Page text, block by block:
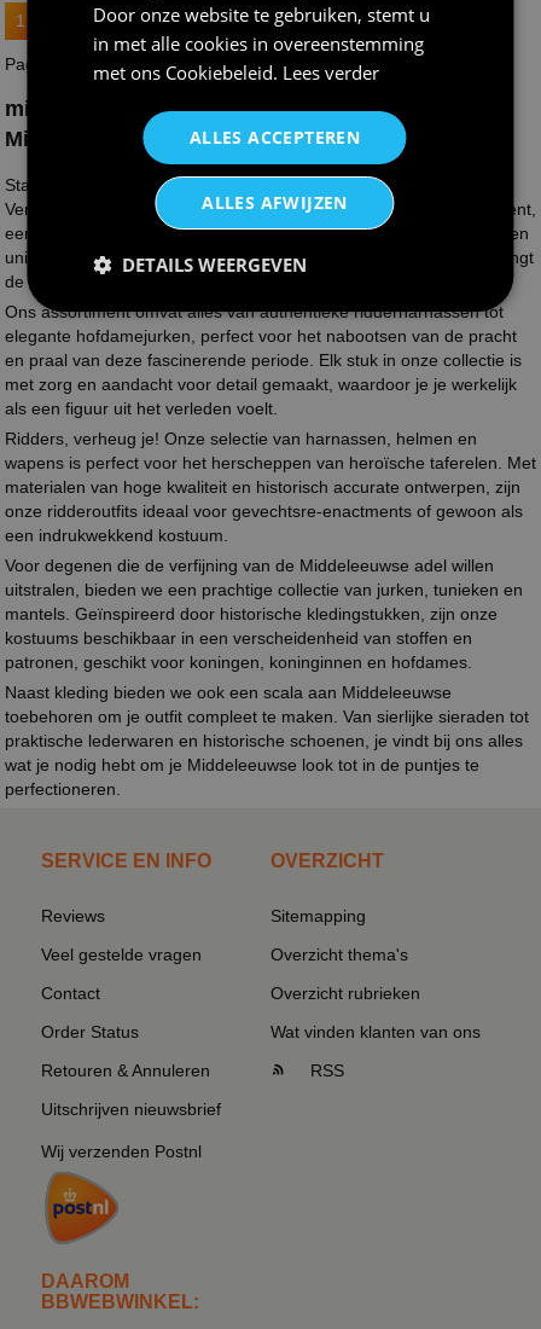
1
Pagina : 1 van 2
middeleeuwse thema kleding voor carnaval!
Middeleeuwse Verkleedkleding en Toebehoren
Stap terug in de tijd met onze betoverende collectie Middeleeuwse
Verkleedkleding en Toebehoren! Of je nu een fervent re-enactor bent,
een liefhebber van historische festivals, of gewoon op zoek naar een
uniek kostuum voor een themafeest, onze uitgebreide selectie brengt
de rijke geschiedenis van de Middeleeuwen tot leven.
Ons assortiment omvat alles van authentieke ridderharnassen tot
elegante hofdamejurken, perfect voor het nabootsen van de pracht
en praal van deze fascinerende periode. Elk stuk in onze collectie is
met zorg en aandacht voor detail gemaakt, waardoor je je werkelijk
als een figuur uit het verleden voelt.
Ridders, verheug je! Onze selectie van harnassen, helmen en
wapens is perfect voor het herscheppen van heroïsche taferelen. Met
materialen van hoge kwaliteit en historisch accurate ontwerpen, zijn
onze ridderoutfits ideaal voor gevechtsre-enactments of gewoon als
een indrukwekkend kostuum.
Voor degenen die de verfijning van de Middeleeuwse adel willen
uitstralen, bieden we een prachtige collectie van jurken, tunieken en
mantels. Geïnspireerd door historische kledingstukken, zijn onze
kostuums beschikbaar in een verscheidenheid van stoffen en
patronen, geschikt voor koningen, koninginnen en hofdames.
Naast kleding bieden we ook een scala aan Middeleeuwse
toebehoren om je outfit compleet te maken. Van sierlijke sieraden tot
praktische lederwaren en historische schoenen, je vindt bij ons alles
wat je nodig hebt om je Middeleeuwse look tot in de puntjes te
perfectioneren.
SERVICE EN INFO
Reviews
Veel gestelde vragen
Contact
Order Status
Retouren & Annuleren
Uitschrijven nieuwsbrief
Wij verzenden Postnl
DAAROM
BBWEBWINKEL:
OVERZICHT
Sitemapping
Overzicht thema's
Overzicht rubrieken
Wat vinden klanten van ons
RSS
Door onze website te gebruiken, stemt u
in met alle cookies in overeenstemming
met ons Cookiebeleid. Lees verder
ALLES ACCEPTEREN
ALLES AFWIJZEN
DETAILS WEERGEVEN